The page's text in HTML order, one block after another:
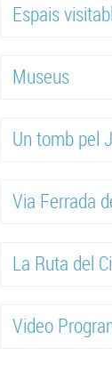
Espais
Museus
Un tomb pel
Via Ferrada
La Ruta del
Video